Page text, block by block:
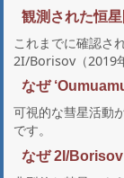
観測された恒
これまでに確認さ
2I/Borisov（2019
なぜ
可視的な彗星活動
です。
なぜ 2I/Borisov